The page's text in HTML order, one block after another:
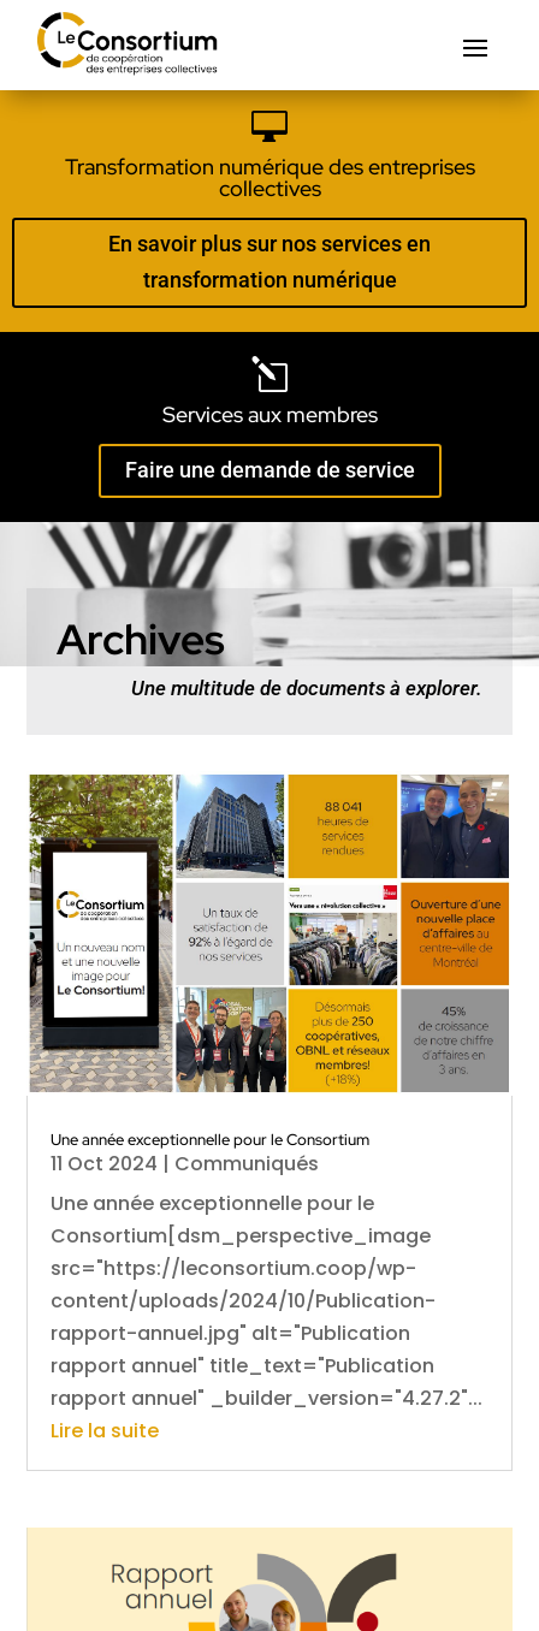

Transformation numérique des entreprises
collectives
En savoir plus sur nos services en
transformation numérique
l
Services aux membres
Faire une demande de service
Archives
Une multitude de documents à explorer.
Une année exceptionnelle pour le Consortium
11 Oct 2024 | Communiqués
Une année exceptionnelle pour le
Consortium[dsm_perspective_image
src="https://leconsortium.coop/wp-
content/uploads/2024/10/Publication-
rapport-annuel.jpg" alt="Publication
rapport annuel" title_text="Publication
rapport annuel" _builder_version="4.27.2"...
Lire la suite